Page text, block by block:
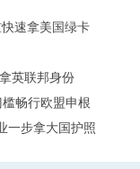
速拿美国绿卡
英联邦身份
畅行欧盟申根
一步拿大国护照